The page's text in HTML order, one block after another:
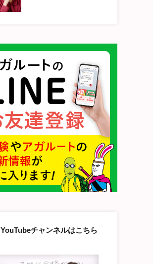
YouTubeチャンネルはこちら